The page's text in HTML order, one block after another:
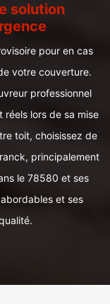
solution
pour en cas
votre couverture.
professionnel
réels lors de sa mise
toit, choisissez de
principalement
le 78580 et ses
et ses